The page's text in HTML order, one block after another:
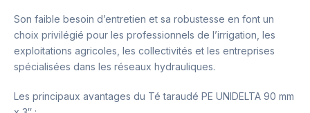
Son faible besoin d’entretien et sa robustesse en font un
choix privilégié pour les professionnels de l’irrigation, les
exploitations agricoles, les collectivités et les entreprises
spécialisées dans les réseaux hydrauliques.
Les principaux avantages du Té taraudé PE UNIDELTA 90 mm